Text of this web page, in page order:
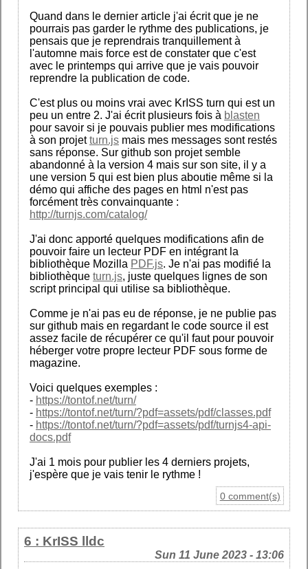
Quand dans le dernier article j'ai écrit que je ne
pourrais pas garder le rythme des publications, je
pensais que je reprendrais tranquillement à
l'automne mais force est de constater que c'est
avec le printemps qui arrive que je vais pouvoir
reprendre la publication de code.
C'est plus ou moins vrai avec KrISS turn qui est un
peu un entre 2. J'ai écrit plusieurs fois à blasten
pour savoir si je pouvais publier mes modifications
à son projetturn.js mais mes messages sont restés
sans réponse. Sur github son projet semble
abandonné à la version 4 mais sur son site, il y a
une version 5 qui est bien plus aboutie même si la
démo qui affiche des pages en html n'est pas
forcément très convainquante :
http://turnjs.com/catalog/
J'ai donc apporté quelques modifications afin de
pouvoir faire un lecteur PDF en intégrant la
bibliothèque Mozilla PDF.js. Je n'ai pas modifié la
bibliothèque turn.js, juste quelques lignes de son
script principal qui utilise sa bibliothèque.
Comme je n'ai pas eu de réponse, je ne publie pas
sur github mais en regardant le code source il est
assez facile de récupérer ce qu'il faut pour pouvoir
héberger votre propre lecteur PDF sous forme de
magazine.
Voici quelques exemples :
- https://tontof.net/turn/
- https://tontof.net/turn/?pdf=assets/pdf/classes.pdf
- https://tontof.net/turn/?pdf=assets/pdf/turnjs4-api-
docs.pdf
J'ai 1 mois pour publier les 4 derniers projets,
j'espère que je vais tenir le rythme !
0 comment(s)
6 : KrISS lldc
Sun 11 June 2023 - 13:06